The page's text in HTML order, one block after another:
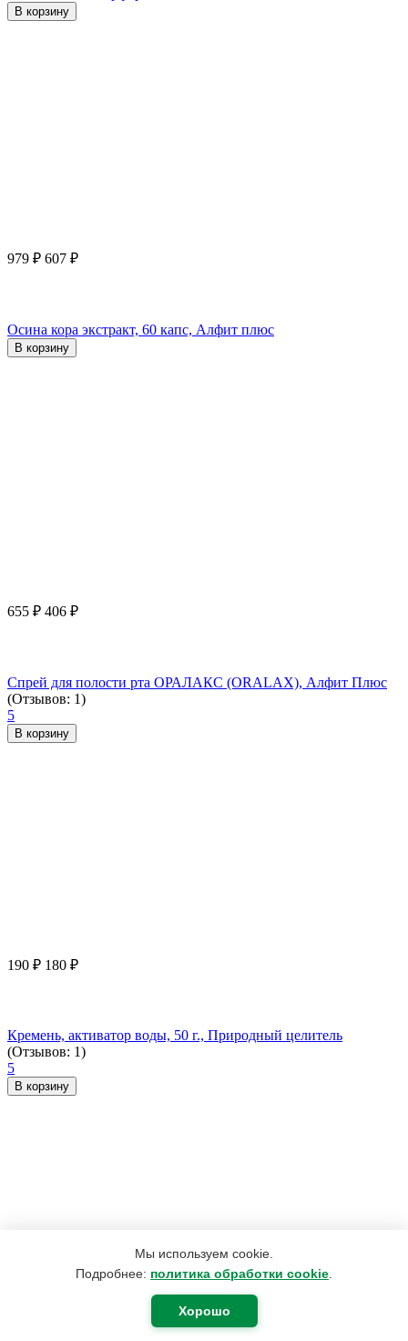
Мы используем cookie.
Подробнее: политика обработки cookie
Хорошо
В корзину
979 ₽ 607 ₽
Осина кора экстракт, 60 капс, Алфит плюс
В корзину
655 ₽ 406 ₽
Спрей для полости рта ОРАЛАКС (ORALAX), Алфит Плюс
(Отзывов: 1)
5
В корзину
190 ₽ 180 ₽
Кремень, активатор воды, 50 г., Природный целитель
(Отзывов: 1)
5
В корзину